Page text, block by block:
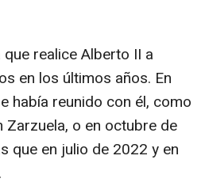
realice Alberto II a
en los últimos años. En
había reunido con él, como
o en octubre de
que en julio de 2022 y en